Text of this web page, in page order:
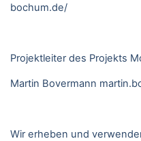
bochum.de/
Projektleiter des Projekts
Martin Bovermann
Wir erheben und